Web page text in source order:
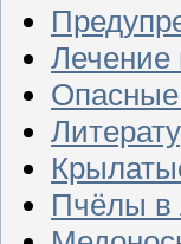
Лечение
Опасные
Пчёлы в